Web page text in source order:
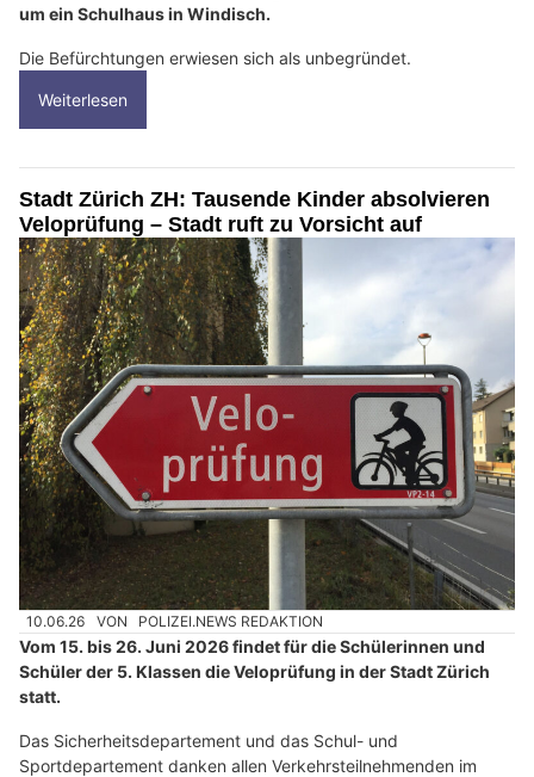
um ein Schulhaus in Windisch.
Die Befürchtungen erwiesen sich als unbegründet.
Weiterlesen
Stadt Zürich ZH: Tausende Kinder absolvieren
Veloprüfung – Stadt ruft zu Vorsicht auf
10.06.26 VON POLIZEI.NEWS REDAKTION
Vom 15. bis 26. Juni 2026 findet für die Schülerinnen und
Schüler der 5. Klassen die Veloprüfung in der Stadt Zürich
statt.
Das Sicherheitsdepartement und das Schul- und
Sportdepartement danken allen Verkehrsteilnehmenden im